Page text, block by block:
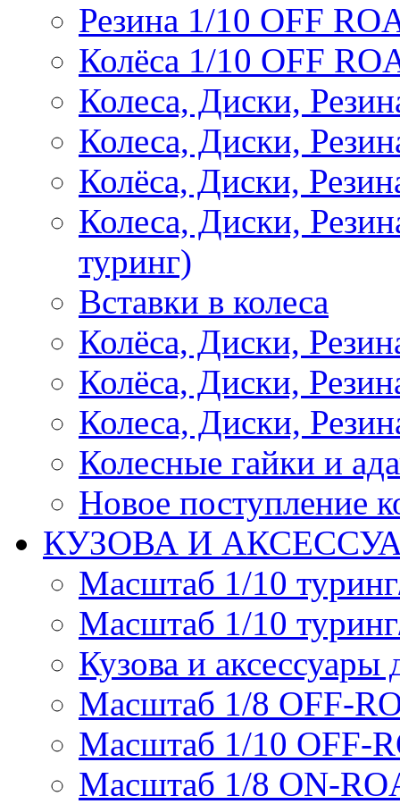
Резина 1/10 OFF
Колёса 1/10 OFF
Колеса, Диски,
Колеса, Диски,
Колёса, Диски,
Колеса, Диски,
туринг)
Вставки в колеса
Колёса, Диски,
Колёса, Диски,
Колеса, Диски,
Колесные гайки и
Новое поступление
КУЗОВА И
Масштаб 1/10
Масштаб 1/10
Кузова и
Масштаб 1/8 OFF-
Масштаб 1/10 OFF-
Масштаб 1/8 ON-